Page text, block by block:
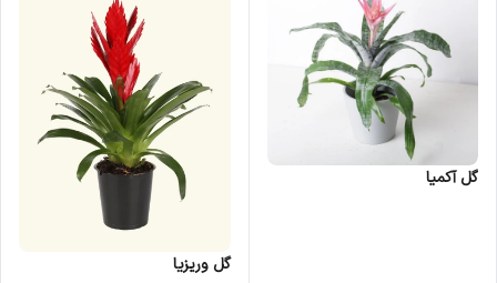
گل آکمیا
گل وریزیا